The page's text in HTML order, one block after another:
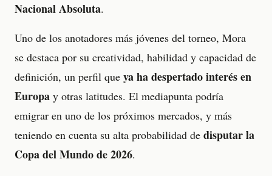
Nacional Absoluta.
Uno de los anotadores más jóvenes del torneo, Mora
se destaca por su creatividad, habilidad y capacidad de
definición, un perfil que ya ha despertado interés en
Europa y otras latitudes. El mediapunta podría
emigrar en uno de los próximos mercados, y más
teniendo en cuenta su alta probabilidad de disputar la
Copa del Mundo de 2026.